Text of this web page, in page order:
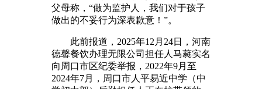
父母称，“做为监护人，我们对于孩子
做出的不妥行为深表歉意！”。
此前报道，2025年12月24日，河南
德馨餐饮办理无限公司担任人马蕤实名
向周口市区纪委举报，2022年9月至
2024年7月，周口市人平易近中学（中